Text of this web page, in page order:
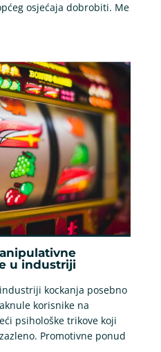
osjećaja dobrobiti. Me
u industriji
kockanja posebno
korisnike na
psihološke trikove koji
Promotivne ponud